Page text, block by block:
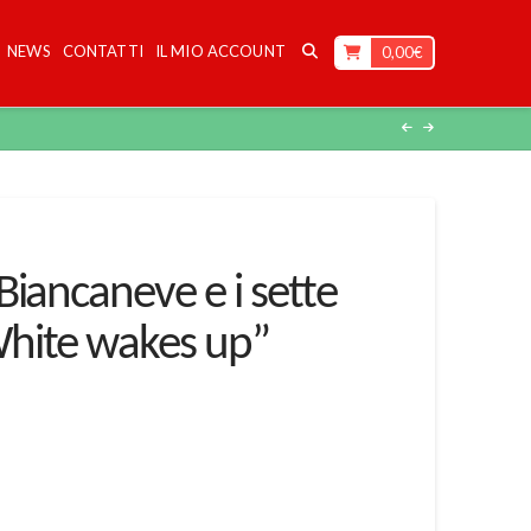
NEWS CONTATTI IL MIO ACCOUNT 0,00€
e i sette
wakes up”